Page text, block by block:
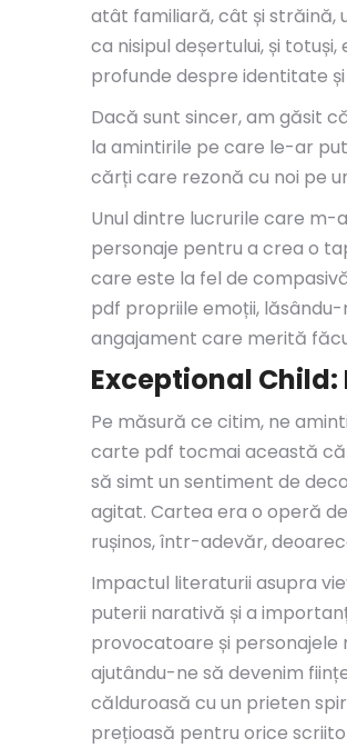
atât familiară, cât și străină,
ca nisipul deșertului, și
profunde despre identitate
Dacă sunt sincer, am găsit
la amintirile pe care le-ar
cărți care rezonă cu noi pe
Unul dintre lucrurile care m-
personaje pentru a crea o
care este la fel de
pdf propriile emoții, lăsându-
angajament care merită
Exceptional
Pe măsură ce citim, ne
carte pdf tocmai această
să simt un sentiment de
agitat. Cartea era o operă
rușinos, într-adevăr,
Impactul literaturii asupra
puterii narativă și a
provocatoare și
ajutându-ne să devenim
călduroasă cu un prieten
prețioasă pentru orice